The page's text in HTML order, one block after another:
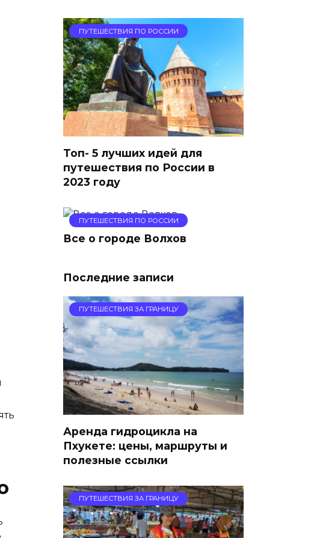
ПУТЕШЕСТВИЯ ПО РОССИИ
Топ- 5 лучших идей для
путешествия по России в
2023 году
ПУТЕШЕСТВИЯ ПО РОССИИ
Все о городе Волхов
Последние записи
ПУТЕШЕСТВИЯ ЗА ГРАНИЦУ
Аренда гидроцикла на
Пхукете: цены, маршруты и
полезные ссылки
ПУТЕШЕСТВИЯ ЗА ГРАНИЦУ